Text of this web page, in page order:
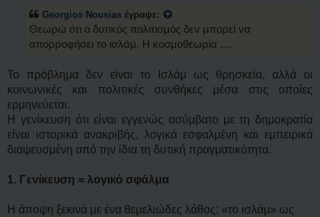
έ
ν
δ
ο
σ
υ
Georgios Nousias έγραψε:
Θεωρώ ότι ο δυτικός πολιτισμός δεν μπορεί να
απορροφήσει το ισλάμ. Η κοσμοθεωρία ....
Το πρόβλημα δεν είναι το Ισλάμ ως θρησκεία, αλλά οι
κοινωνικές και πολιτικές συνθήκες μέσα στις οποίες
ερμηνεύεται.
Η γενίκευση ότι είναι εγγενώς ασύμβατο με τη δημοκρατία
είναι ιστορικά ανακριβής, λογικά εσφαλμένη και εμπειρικά
διαψευσμένη από την ίδια τη δυτική πραγματικότητα.
1. Γενίκευση = λογικό σφάλμα
Η άποψη ξεκινά με ένα θεμελιώδες λάθος: «το ισλάμ» ως